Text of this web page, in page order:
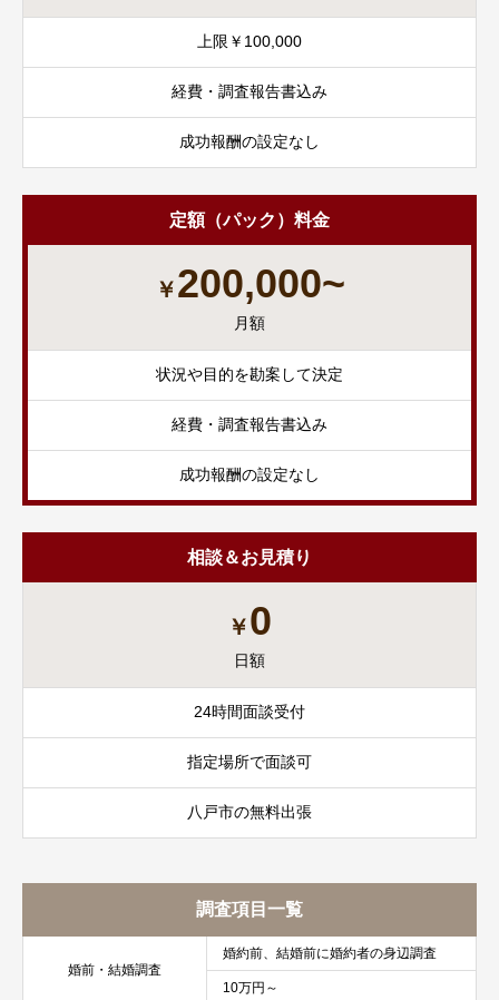
上限￥100,000
経費・調査報告書込み
成功報酬の設定なし
定額（パック）料金
￥200,000~
月額
状況や目的を勘案して決定
経費・調査報告書込み
成功報酬の設定なし
相談＆お見積り
￥0
日額
24時間面談受付
指定場所で面談可
八戸市の無料出張
調査項目一覧
婚前・結婚調査
婚約前、結婚前に婚約者の身辺調査
10万円～